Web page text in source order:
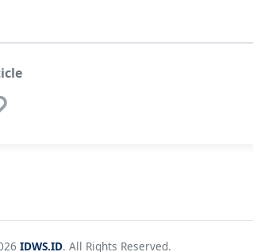
IDWS.ID. All Rights Reserved.